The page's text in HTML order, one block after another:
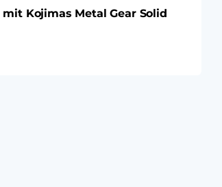
Kojimas Metal Gear Solid